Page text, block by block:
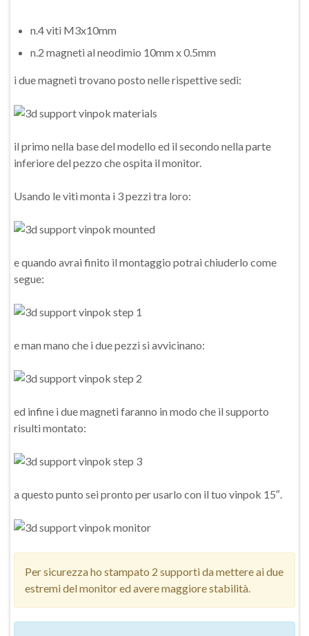
n.4 viti M3x10mm
n.2 magneti al neodimio 10mm x 0.5mm
i due magneti trovano posto nelle rispettive sedi:
il primo nella base del modello ed il secondo nella parte
inferiore del pezzo che ospita il monitor.
Usando le viti monta i 3 pezzi tra loro:
e quando avrai finito il montaggio potrai chiuderlo come
segue:
e man mano che i due pezzi si avvicinano:
ed infine i due magneti faranno in modo che il supporto
risulti montato:
a questo punto sei pronto per usarlo con il tuo vinpok 15″.
Per sicurezza ho stampato 2 supporti da mettere ai due
estremi del monitor ed avere maggiore stabilità.